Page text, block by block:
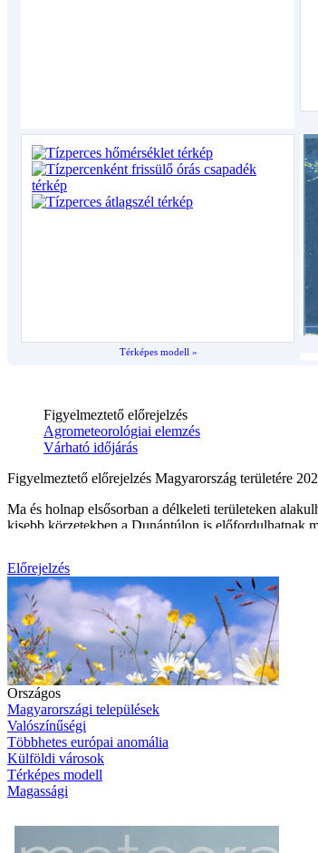
Térképes modell »
Előrejelzés
Országos
Magyarországi települések
Valószínűségi
Többhetes európai anomália
Külföldi városok
Térképes modell
Magassági